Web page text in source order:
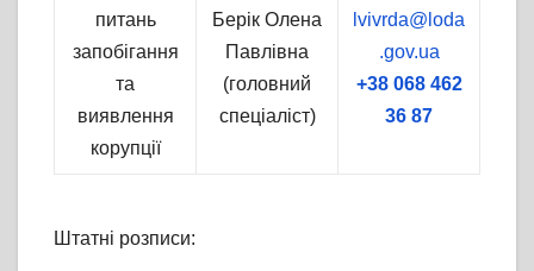
питань
запобігання
та
виявлення
корупції
Берік Олена
Павлівна
(головний
спеціаліст)
lvivrda@loda
.gov.ua
+38 068 462
36 87
Штатні розписи: